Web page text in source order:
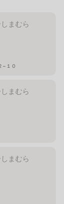
まむら
−１０
まむら
まむら